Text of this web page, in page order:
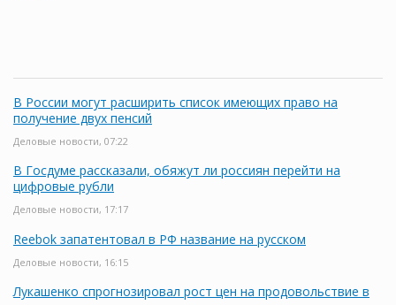
В России могут расширить список имеющих право на
получение двух пенсий
Деловые новости, 07:22
В Госдуме рассказали, обяжут ли россиян перейти на
цифровые рубли
Деловые новости, 17:17
Reebok запатентовал в РФ название на русском
Деловые новости, 16:15
Лукашенко спрогнозировал рост цен на продовольствие в